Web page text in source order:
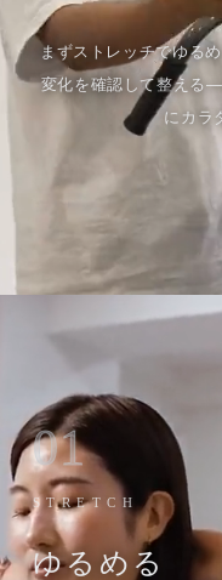
まずストレッチでゆる
変化を確認して整える
にカラ
01
STRETCH
ゆるめる